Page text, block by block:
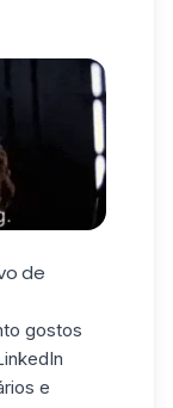
de
gostos
e